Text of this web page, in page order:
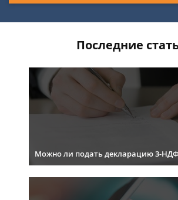
Последние
Можно ли подать декларацию 3-